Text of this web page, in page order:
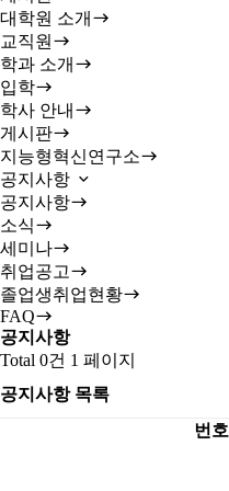
대학원 소개
교직원
학과 소개
입학
학사 안내
게시판
지능형혁신연구소
공지사항
공지사항
소식
세미나
취업공고
졸업생취업현황
FAQ
공지사항
Total 0건 1 페이지
공지사항 목록
번호